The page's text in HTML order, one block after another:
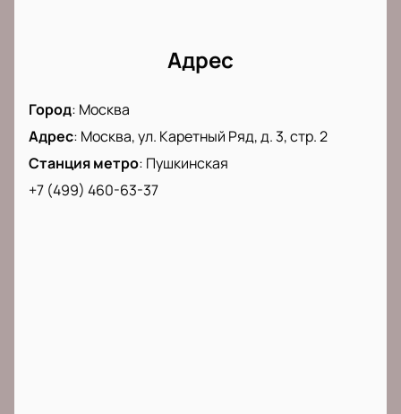
упустите возможность стать частью этого
уникального музыкального события и насладиться
Адрес
Город: Москва
Адрес: Москва, ул. Каретный Ряд, д. 3, стр. 2
Станция метро: Пушкинская
+7 (499) 460-63-37